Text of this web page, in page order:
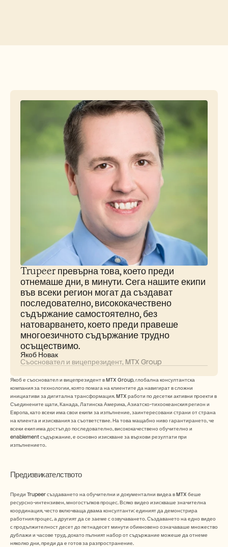
Trupeer превърна това, което преди
отнемаше дни, в минути. Сега нашите екипи
във всеки регион могат да създават
последователно, висококачествено
съдържание самостоятелно, без
натоварването, което преди правеше
многоезичното съдържание трудно
осъществимо.
Якоб Новак
Съосновател и вицепрезидент, MTX Group
Якоб е съосновател и вицепрезидент в MTX Group, глобална консултантска
компания за технологии, която помага на клиентите да навигират в сложни
инициативи за дигитална трансформация. MTX работи по десетки активни проекти в
Съединените щати, Канада, Латинска Америка, Азиатско-тихоокеанския регион и
Европа, като всеки има свои екипи за изпълнение, заинтересовани страни от страна
на клиента и изисквания за съответствие. На това мащабно ниво гарантирането, че
всеки екип има достъп до последователно, висококачествено обучително и
enablement съдържание, е основно изискване за върхови резултати при
изпълнението.
Предизвикателството
Преди Trupeer създаването на обучителни и документални видеа в MTX беше
ресурсно-интензивен, многостъпков процес. Всяко видео изискваше значителна
координация, често включваща двама консултанти: единият да демонстрира
работния процес, а другият да се заеме с озвучаването. Създаването на едно видео
с продължителност десет до петнадесет минути обикновено означаваше множество
дублажи и часове труд, докато пълният набор от съдържание можеше да отнеме
няколко дни, преди да е готов за разпространение.
Истории на клиенти
Център за помощ
Обучение
Вижте още примери за употреба
Запазете демо
Започнете безплатен пробен период